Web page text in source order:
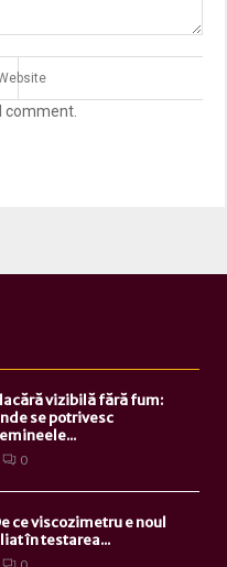
comment.
vizibilă fără fum:
se potrivesc
0
ce viscozimetru e noul
în testarea...